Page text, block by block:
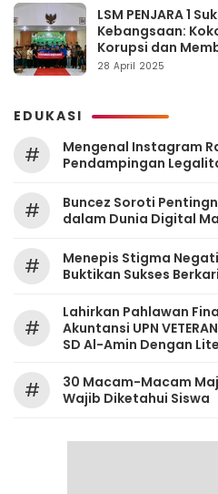
LSM PENJARA 1
Kebangsaan:
Korupsi dan
Berintegritas
28 April 2025
EDUKASI
#
Mengenal Instagram
Pendampingan
#
‎Buncez Soroti
dalam Dunia Digital
#
Menepis Stigma
Buktikan Sukses
#
Lahirkan Pahlawan
Akuntansi UPN
SD Al-Amin Dengan
#
30 Macam-Macam
Wajib Diketahui Siswa